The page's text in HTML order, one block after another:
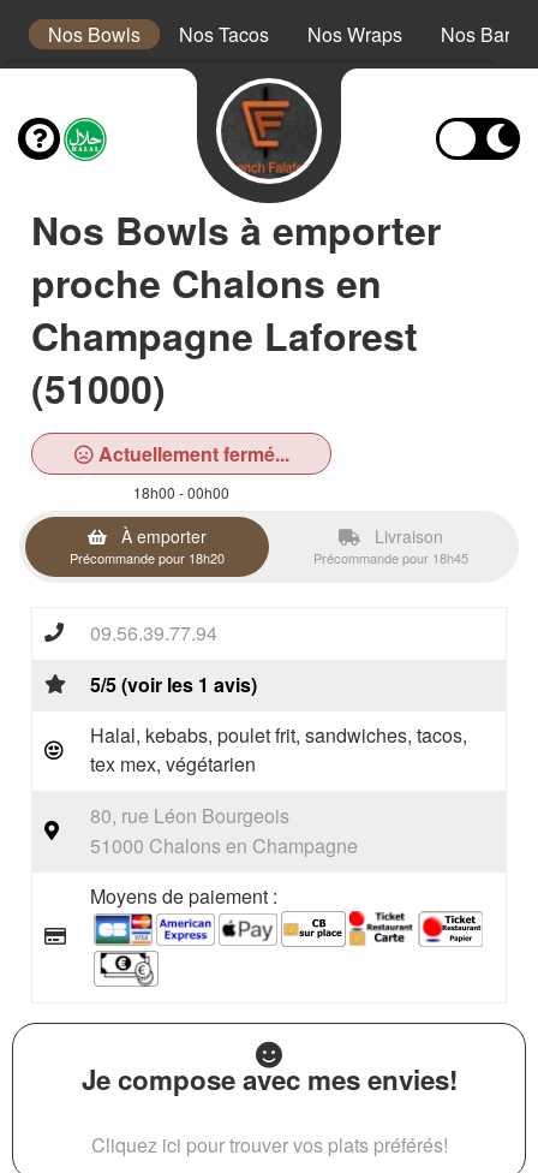
Nos Bowls Nos Tacos Nos Wraps Nos
Nos Bowls à emporter
proche Chalons en
Champagne Laforest
(51000)
Actuellement fermé...
18h00 - 00h00
À emporter
Précommande pour 18h20
Livraison
Précommande pour 18h45
09.56.39.77.94
5/5 (voir les 1 avis)
Halal, kebabs, poulet frit, sandwiches, tacos,
tex mex, végétarien
80, rue Léon Bourgeois
51000 Chalons en Champagne
Moyens de paiement :
Je compose avec mes envies!
Cliquez ici pour trouver vos plats préférés!